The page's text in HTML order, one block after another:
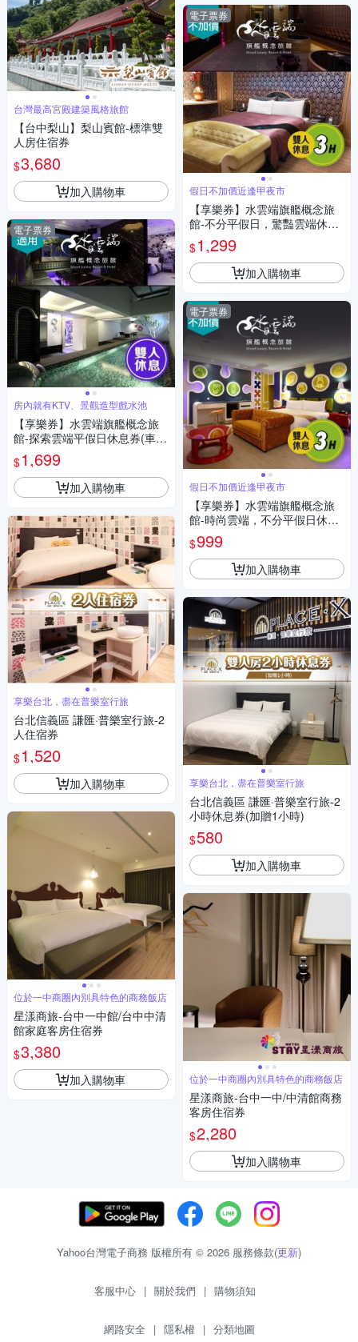
台灣最高宮殿建築風格旅館
【台中梨山】梨山賓館-標準雙
人房住宿券
$3,680
加入購物車
電子票券
房內就有KTV、景觀造型戲水池
【享樂券】水雲端旗艦概念旅
館-探索雲端平假日休息券(車庫
房型)(Y)
$1,699
加入購物車
享樂台北，盡在普樂室行旅
台北信義區 謙匯·普樂室行旅-2
人住宿券
$1,520
加入購物車
位於一中商圈內別具特色的商務飯店
星漾商旅-台中一中館/台中中清
館家庭客房住宿券
$3,380
加入購物車
電子票券
假日不加價近逢甲夜市
【享樂券】水雲端旗艦概念旅
館-不分平假日，驚豔雲端休息
3H(車庫房型)(Y)
$1,299
加入購物車
電子票券
假日不加價近逢甲夜市
【享樂券】水雲端旗艦概念旅
館-時尚雲端，不分平假日休息
3H(車庫房型)(Y)
$999
加入購物車
享樂台北，盡在普樂室行旅
台北信義區 謙匯·普樂室行旅-2
小時休息券(加贈1小時)
$580
加入購物車
位於一中商圈內別具特色的商務飯店
星漾商旅-台中一中/中清館商務
客房住宿券
$2,280
加入購物車
Yahoo台灣電子商務 版權所有 © 2026 服務條款(更新)
客服中心 | 關於我們 | 購物須知
網路安全 | 隱私權 | 分類地圖